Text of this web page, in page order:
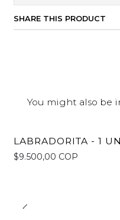
SHARE THIS PRODUCT
You might also be
LABRADORITA - 1
$9.500,00 COP